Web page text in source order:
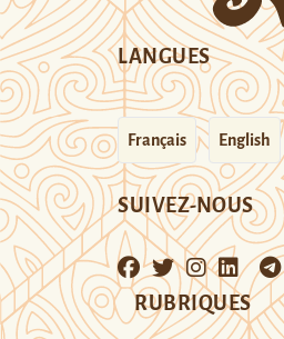
LANGUES
Français English
SUIVEZ-NOUS
RUBRIQUES